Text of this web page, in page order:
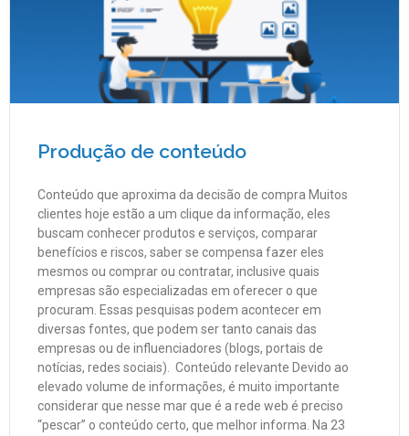
Produção de conteúdo
Conteúdo que aproxima da decisão de compra Muitos
clientes hoje estão a um clique da informação, eles
buscam conhecer produtos e serviços, comparar
benefícios e riscos, saber se compensa fazer eles
mesmos ou comprar ou contratar, inclusive quais
empresas são especializadas em oferecer o que
procuram. Essas pesquisas podem acontecer em
diversas fontes, que podem ser tanto canais das
empresas ou de influenciadores (blogs, portais de
notícias, redes sociais). Conteúdo relevante Devido ao
elevado volume de informações, é muito importante
considerar que nesse mar que é a rede web é preciso
“pescar” o conteúdo certo, que melhor informa. Na 23